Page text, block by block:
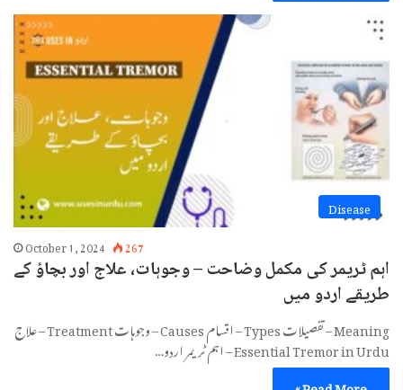
Disease
October 1, 2024 267
اہم ٹریمر کی مکمل وضاحت – وجوہات، علاج اور بچاؤ کے
طریقے اردو میں
Meaning – تفصیلات Types – اقسام Causes – وجوہات Treatment – علاج
Essential Tremor in Urdu – اہم ٹریمر اردو…